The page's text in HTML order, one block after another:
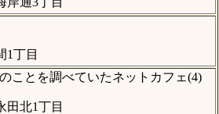
1丁目
ことを調べていたネットカフェ(4)
田北1丁目